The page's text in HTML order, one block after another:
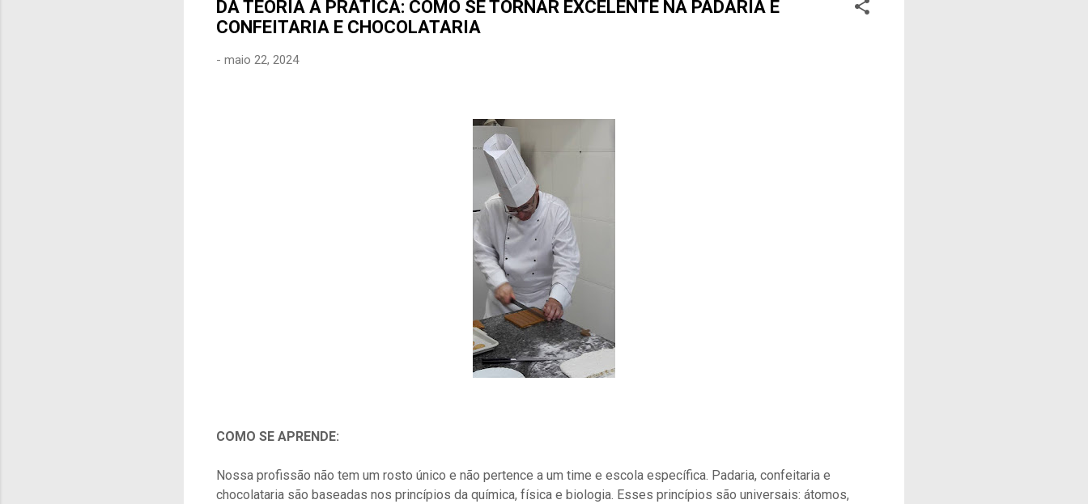
DA TEORIA À PRÁTICA: COMO SE TORNAR EXCELENTE NA PADARIA E
CONFEITARIA E CHOCOLATARIA
- maio 22, 2024
COMO SE APRENDE:
Nossa profissão não tem um rosto único e não pertence a um time e escola específica. Padaria, confeitaria e
chocolataria são baseadas nos princípios da química, física e biologia. Esses princípios são universais: átomos,